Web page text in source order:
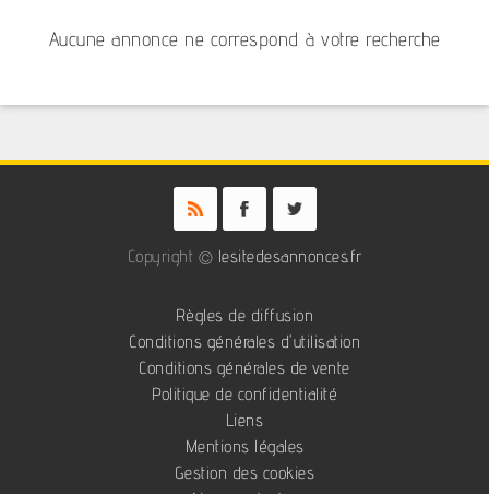
Aucune annonce ne correspond à votre recherche
Copyright © lesitedesannonces.fr
Règles de diffusion
Conditions générales d'utilisation
Conditions générales de vente
Politique de confidentialité
Liens
Mentions légales
Gestion des cookies